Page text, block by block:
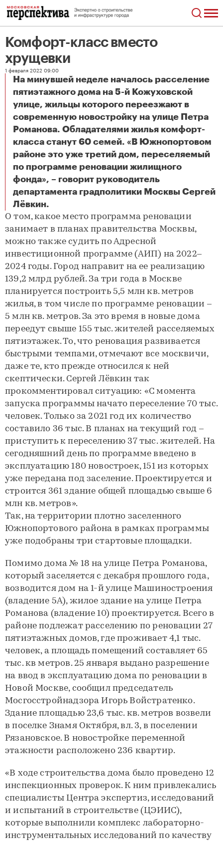
Комфорт-класс вместо
хрущевки
1 февраля 2022 09:00
На минувшей неделе началось расселение
пятиэтажного дома на 5-й Кожуховской
улице, жильцы которого переезжают в
современную новостройку на улице Петра
Романова. Обладателями жилья комфорт-
класса станут 60 семей. «В Южнопортовом
районе это уже третий дом, переселяемый
по программе реновации жилищного
фонда», – говорит руководитель
департамента градполитики Москвы Сергей
Лёвкин.
Комфорт-класс вместо хрущевки
О том, какое место программа реновации
занимает в планах правительства Москвы,
можно также судить по Адресной
инвестиционной программе (АИП) на 2022–
2024 годы. Город направит на ее реализацию
139,2 млрд рублей. За три года в Москве
планируется построить 5,5 млн кв. метров
жилья, в том числе по программе реновации –
5 млн кв. метров. За это время в новые дома
переедут свыше 155 тыс. жителей расселяемых
пятиэтажек. То, что реновация развивается
быстрыми темпами, отмечают все москвичи,
даже те, кто прежде относился к ней
скептически. Сергей Лёвкин так
прокомментировал ситуацию: «С момента
запуска программы начато переселение 70 тыс.
человек. Только за 2021 год их количество
составило 36 тыс. В планах на текущий год –
приступить к переселению 37 тыс. жителей. На
сегодняшний день по программе введено в
эксплуатацию 180 новостроек, 151 из которых
уже передана под заселение. Проектируется и
строится 361 здание общей площадью свыше 6
млн кв. метров».
Так, на территории плотно заселенного
Южнопортового района в рамках программы
уже подобраны три стартовые площадки.
Помимо дома № 18 на улице Петра Романова,
который заселяется с декабря прошлого года,
возводится дом на 1-й улице Машиностроения
(владение 5А), жилое здание на улице Петра
Романова (владение 10) проектируется. Всего в
районе подлежат расселению по реновации 27
пятиэтажных домов, где проживает 4,1 тыс.
человек, а площадь помещений составляет 65
тыс. кв метров. 25 января выдано разрешение
на ввод в эксплуатацию дома по реновации в
Новой Москве, сообщил председатель
Мосгосстройнадзора Игорь Войстратенко.
Здание площадью 23,6 тыс. кв. метров возвели
в поселке Знамя Октября, вл. 3, в поселении
Рязановское. В новостройке переменной
этажности расположено 236 квартир.
«В ходе строительства дома было проведено 12
инспекционных проверок. К ним привлекались
специалисты Центра экспертиз, исследований
и испытаний в строительстве (ЦЭИИС),
которые выполнили комплекс лабораторно-
инструментальных исследований по качеству